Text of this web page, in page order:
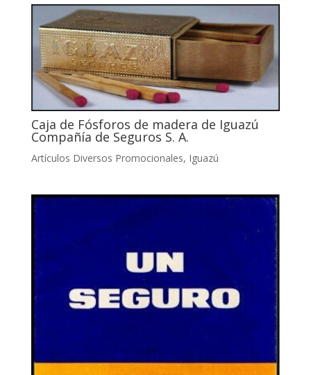
Caja de Fósforos de madera de Iguazú
Compañía de Seguros S. A.
Artículos Diversos Promocionales, Iguazú